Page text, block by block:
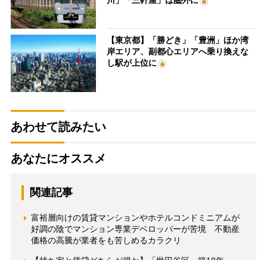
【東京都】「勝どき」「豊洲」ほか湾
岸エリア、副都心エリアへ乗り換えな
し駅が上位に
あわせて読みたい
あなたにオススメ
関連記事
富裕層向けの賃貸マンションやホテルコンドミニアムが
好調の陰でマンション専業デベロッパーが苦境 不動産
価格の高騰が業者をも苦しめるカラクリ